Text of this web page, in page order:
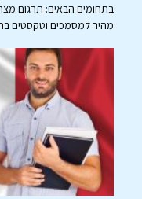
בתחומים הבאים: תרגום
מהיר למסמכים וטקסטים